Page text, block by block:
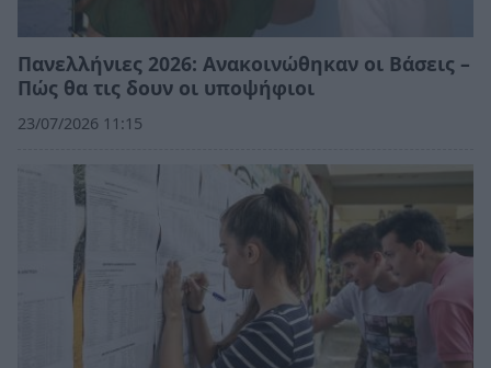
Πανελλήνιες 2026: Ανακοινώθηκαν οι Βάσεις –
Πώς θα τις δουν οι υποψήφιοι
23/07/2026 11:15